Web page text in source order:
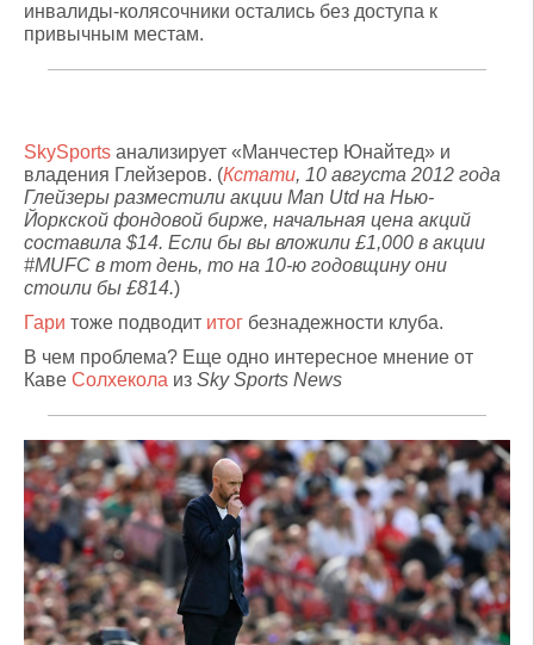
инвалиды-колясочники остались без доступа к
привычным местам.
SkySports анализирует «Манчестер Юнайтед» и
владения Глейзеров. (Кстати, 10 августа 2012 года
Глейзеры разместили акции Man Utd на Нью-
Йоркской фондовой бирже, начальная цена акций
составила $14. Если бы вы вложили £1,000 в акции
#MUFC в тот день, то на 10-ю годовщину они
стоили бы £814.)
Гари тоже подводит итог безнадежности клуба.
В чем проблема? Еще одно интересное мнение от
Каве Солхекола из Sky Sports News